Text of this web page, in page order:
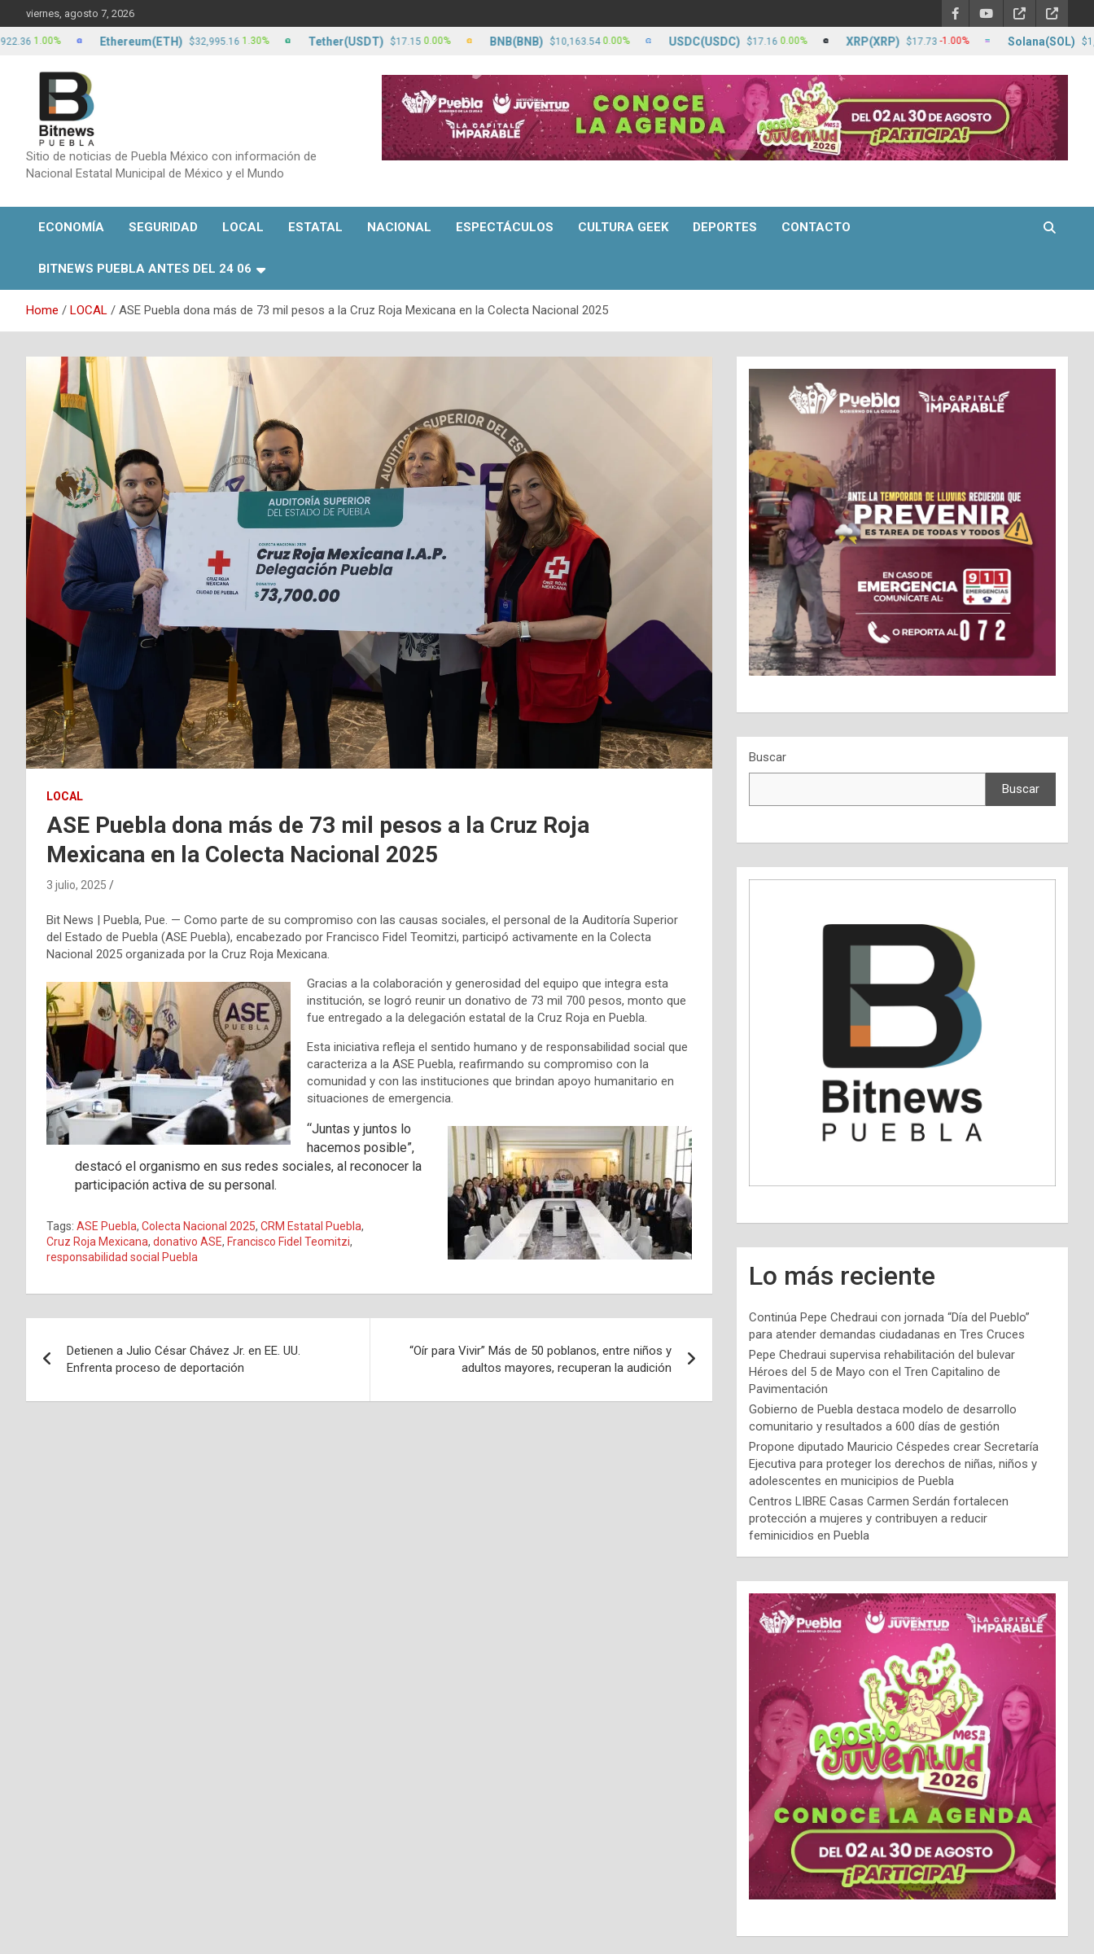
to
content
viernes, agosto 7, 2026
Sitio de noticias de Puebla México con información de
Nacional Estatal Municipal de México y el Mundo
ECONOMÍA SEGURIDAD LOCAL ESTATAL NACIONAL ESPECTÁCULOS CULTURA GEEK DEPORTES CONTACTO
BITNEWS PUEBLA ANTES DEL 24 06
Home LOCAL ASE Puebla dona más de 73 mil pesos a la Cruz Roja Mexicana en la Colecta Nacional 2025
LOCAL
ASE Puebla dona más de 73 mil pesos a la Cruz Roja
Mexicana en la Colecta Nacional 2025
3 julio, 2025
Bit News | Puebla, Pue. — Como parte de su compromiso con las causas sociales, el personal de la Auditoría Superior
del Estado de Puebla (ASE Puebla), encabezado por Francisco Fidel Teomitzi, participó activamente en la Colecta
Nacional 2025 organizada por la Cruz Roja Mexicana.
Gracias a la colaboración y generosidad del equipo que integra esta
institución, se logró reunir un donativo de 73 mil 700 pesos, monto que
fue entregado a la delegación estatal de la Cruz Roja en Puebla.
Esta iniciativa refleja el sentido humano y de responsabilidad social que
caracteriza a la ASE Puebla, reafirmando su compromiso con la
comunidad y con las instituciones que brindan apoyo humanitario en
situaciones de emergencia.
“Juntas y juntos lo
hacemos posible”,
destacó el organismo en sus redes sociales, al reconocer la
participación activa de su personal.
Tags: ASE Puebla, Colecta Nacional 2025, CRM Estatal Puebla,
Cruz Roja Mexicana, donativo ASE, Francisco Fidel Teomitzi,
responsabilidad social Puebla
de
entradas
Detienen a Julio César Chávez Jr. en EE. UU.
Enfrenta proceso de deportación
“Oír para Vivir” Más de 50 poblanos, entre niños y
adultos mayores, recuperan la audición
Buscar
Buscar
Lo más reciente
Continúa Pepe Chedraui con jornada “Día del Pueblo”
para atender demandas ciudadanas en Tres Cruces
Pepe Chedraui supervisa rehabilitación del bulevar
Héroes del 5 de Mayo con el Tren Capitalino de
Pavimentación
Gobierno de Puebla destaca modelo de desarrollo
comunitario y resultados a 600 días de gestión
Propone diputado Mauricio Céspedes crear Secretaría
Ejecutiva para proteger los derechos de niñas, niños y
adolescentes en municipios de Puebla
Centros LIBRE Casas Carmen Serdán fortalecen
protección a mujeres y contribuyen a reducir
feminicidios en Puebla
Ethereum(ETH) $32,995.16 1.30% Tether(USDT) $17.15 0.00% BNB(BNB) $10,163.54 0.00% USDC(USDC) $17.16 0.00% XRP(XRP) $17.73 -1.00% Solana(SOL) $1,271.92